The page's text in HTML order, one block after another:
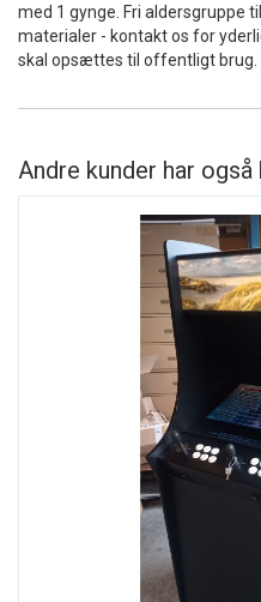
med 1 gynge. Fri aldersgruppe
materialer - kontakt os for
skal opsættes til offentligt brug.
Andre kunder har